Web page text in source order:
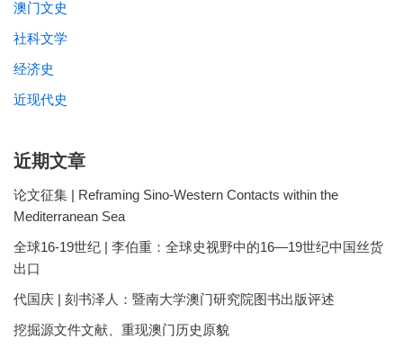
澳门文史
社科文学
经济史
近现代史
近期文章
论文征集 | Reframing Sino-Western Contacts within the
Mediterranean Sea
全球16-19世纪 | 李伯重：全球史视野中的16—19世纪中国丝货
出口
代国庆 | 刻书泽人：暨南大学澳门研究院图书出版评述
挖掘源文件文献、重现澳门历史原貌